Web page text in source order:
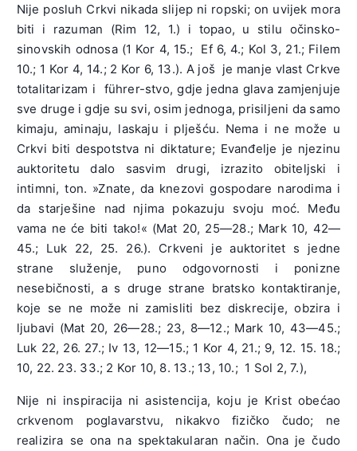
Nije posluh Crkvi nikada slijep ni ropski; on uvijek mora
biti i razuman (Rim 12, 1.) i topao, u stilu očinsko-
sinovskih odnosa (1 Kor 4, 15.; Ef 6, 4.; Kol 3, 21.; Filem
10.; 1 Kor 4, 14.; 2 Kor 6, 13.). A još je manje vlast Crkve
totalitarizam i führer-stvo, gdje jedna glava zamjenjuje
sve druge i gdje su svi, osim jednoga, prisiljeni da samo
kimaju, aminaju, laskaju i plješću. Nema i ne može u
Crkvi biti despotstva ni diktature; Evanđelje je njezinu
auktoritetu dalo sasvim drugi, izrazito obiteljski i
intimni, ton. »Znate, da knezovi gospodare narodima i
da starješine nad njima pokazuju svoju moć. Među
vama ne će biti tako!« (Mat 20, 25—28.; Mark 10, 42—
45.; Luk 22, 25. 26.). Crkveni je auktoritet s jedne
strane služenje, puno odgovornosti i ponizne
nesebičnosti, a s druge strane bratsko kontaktiranje,
koje se ne može ni zamisliti bez diskrecije, obzira i
ljubavi (Mat 20, 26—28.; 23, 8—12.; Mark 10, 43—45.;
Luk 22, 26. 27.; Iv 13, 12—15.; 1 Kor 4, 21.; 9, 12. 15. 18.;
10, 22. 23. 33.; 2 Kor 10, 8. 13.; 13, 10.; 1 Sol 2, 7.),
Nije ni inspiracija ni asistencija, koju je Krist obećao
crkvenom poglavarstvu, nikakvo fizičko čudo; ne
realizira se ona na spektakularan način. Ona je čudo